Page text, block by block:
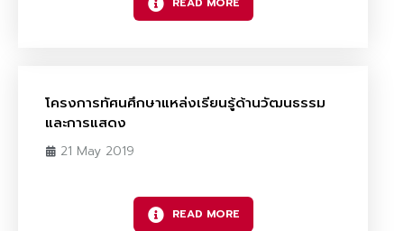
โครงการทัศนศึกษาแหล่งเรียนรู้ด้านวัฒนธรรม
และการแสดง
21 May 2019
READ MORE